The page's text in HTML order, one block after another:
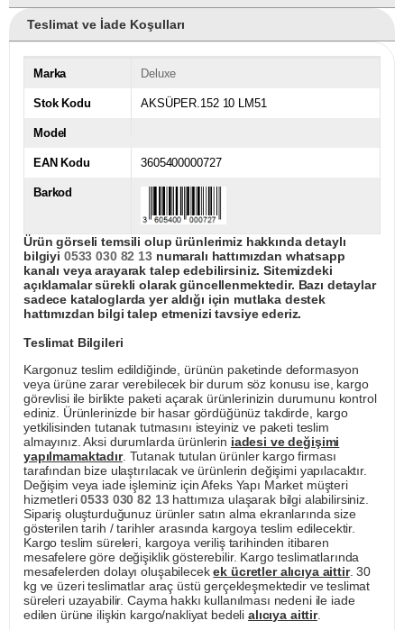
Teslimat ve İade Koşulları
Marka Deluxe
Stok Kodu AKSÜPER.152 10 LM51
Model
EAN Kodu 3605400000727
Barkod
Ürün görseli temsili olup ürünlerimiz hakkında detaylı
bilgiyi 0533 030 82 13numaralı hattımızdan whatsapp
kanalı veya arayarak talep edebilirsiniz. Sitemizdeki
açıklamalar sürekli olarak güncellenmektedir. Bazı detaylar
sadece kataloglarda yer aldığı için mutlaka destek
hattımızdan bilgi talep etmenizi tavsiye ederiz.
Teslimat Bilgileri
Kargonuz teslim edildiğinde, ürünün paketinde deformasyon
veya ürüne zarar verebilecek bir durum söz konusu ise, kargo
görevlisi ile birlikte paketi açarak ürünlerinizin durumunu kontrol
ediniz. Ürünlerinizde bir hasar gördüğünüz takdirde, kargo
yetkilisinden tutanak tutmasını isteyiniz ve paketi teslim
almayınız. Aksi durumlarda ürünlerin iadesi ve değişimi
yapılmamaktadır. Tutanak tutulan ürünler kargo firması
tarafından bize ulaştırılacak ve ürünlerin değişimi yapılacaktır.
Değişim veya iade işleminiz için Afeks Yapı Market müşteri
hizmetleri0533 030 82 13hattımıza ulaşarak bilgi alabilirsiniz.
Sipariş oluşturduğunuz ürünler satın alma ekranlarında size
gösterilen tarih / tarihler arasında kargoya teslim edilecektir.
Kargo teslim süreleri, kargoya veriliş tarihinden itibaren
mesafelere göre değişiklik gösterebilir. Kargo teslimatlarında
mesafelerden dolayı oluşabilecekek ücretler alıcıya aittir. 30
kg ve üzeri teslimatlar araç üstü gerçekleşmektedir ve teslimat
süreleri uzayabilir. Cayma hakkı kullanılması nedeni ile iade
edilen ürüne ilişkin kargo/nakliyat bedeli alıcıya aittir.